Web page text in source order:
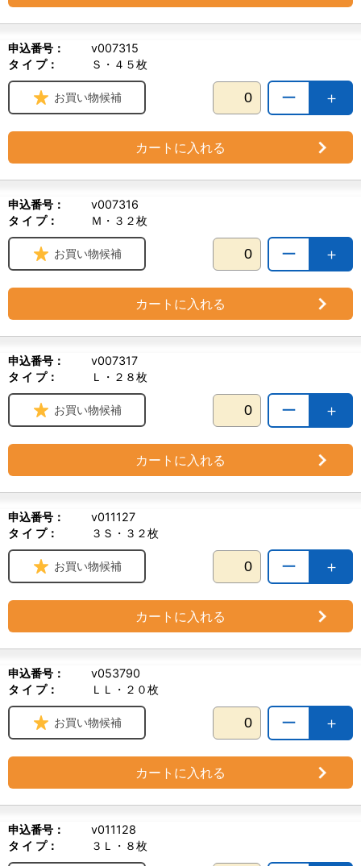
申込番号：
v007315
タ イ プ：
Ｓ・４５枚
＋
ー
お買い物候補
カートに入れる
申込番号：
v007316
タ イ プ：
Ｍ・３２枚
＋
ー
お買い物候補
カートに入れる
申込番号：
v007317
タ イ プ：
Ｌ・２８枚
＋
ー
お買い物候補
カートに入れる
申込番号：
v011127
タ イ プ：
３Ｓ・３２枚
＋
ー
お買い物候補
カートに入れる
申込番号：
v053790
タ イ プ：
ＬＬ・２０枚
＋
ー
お買い物候補
カートに入れる
申込番号：
v011128
タ イ プ：
３Ｌ・８枚